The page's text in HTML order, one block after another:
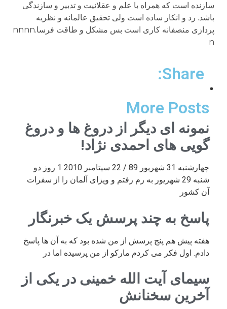
سازنده است که همراه با علم و عقلانیت و تدبیر و سازندگی
باشد. رد و انکار ساده است ولی تحقیق عالمانه و نظریه
پردازی منصفانه کاری است بس مشکل و طاقت فرسا.nnnn
n
Share:
More Posts
نمونه ای دیگر از دروغ ها و دروغ
گویی های احمدی نژاد!
چهارشنبه 31 شهریور 89 / 22 سپتامبر 2010 1 روز دو
شنبه 29 شهریور به رم رفتم و ویزای آلمان را از سفرات
آن کشور
پاسخ به چند پرسش یک خبرنگار
هفته پیش هم پنج پرسش از من شده بود که به آن ها پاسخ
دادم. اول فکر می کردم مارکو از من پرسیده اما در
سیمای آیت الله خمینی در یکی از
آخرین سخنانش